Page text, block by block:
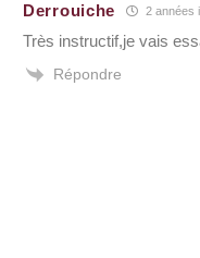
Derrouiche 2 années
Très instructif,je vais
Répondre